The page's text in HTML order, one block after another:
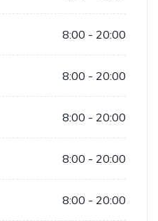
8:00 - 20:00
8:00 - 20:00
8:00 - 20:00
8:00 - 20:00
8:00 - 20:00